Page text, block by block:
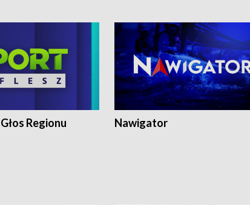
Regionu Nawigator